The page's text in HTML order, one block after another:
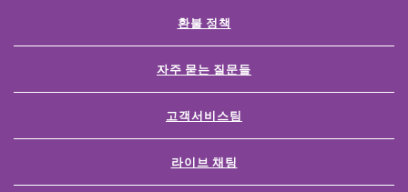
환불 정책
자주 묻는 질문들
고객서비스팀
라이브 채팅